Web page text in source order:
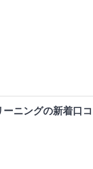
ニングの新着口コ